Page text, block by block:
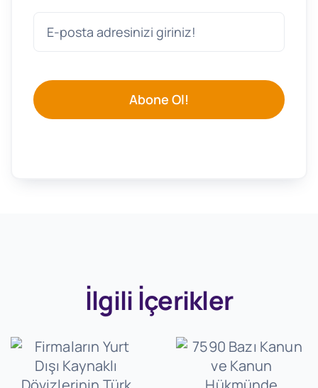
Abone Ol!
İlgili İçerikler